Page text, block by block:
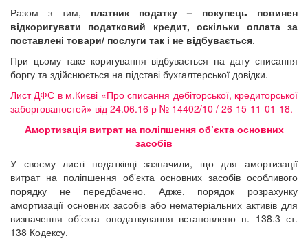
Разом з тим, платник податку – покупець повинен
відкоригувати податковий кредит, оскільки оплата за
поставлені товари/ послуги так і не відбувається.
При цьому таке коригування відбувається на дату списання
боргу та здійснюється на підставі бухгалтерської довідки.
Лист ДФС в м.Києві «Про списання дебіторської, кредиторської
заборгованостей» від 24.06.16 р № 14402/10 / 26-15-11-01-18.
Амортизація витрат на поліпшення об’єкта основних
засобів
У своєму листі податківці зазначили, що для амортизації
витрат на поліпшення об’єкта основних засобів особливого
порядку не передбачено. Адже, порядок розрахунку
амортизації основних засобів або нематеріальних активів для
визначення об’єкта оподаткування встановлено п. 138.3 ст.
138 Кодексу.